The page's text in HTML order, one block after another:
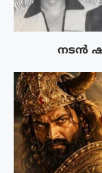
നടൻ